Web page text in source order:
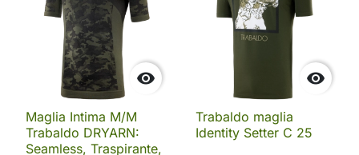

Maglia Intima M/M
Trabaldo DRYARN:
Seamless, Traspirante,

Trabaldo maglia
Identity Setter C 25